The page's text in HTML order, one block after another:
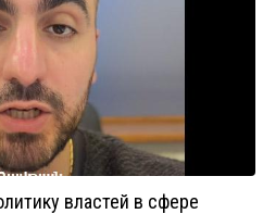
властей в сфере